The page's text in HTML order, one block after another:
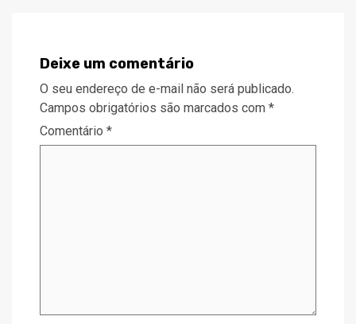
Deixe um comentário
O seu endereço de e-mail não será publicado.
Campos obrigatórios são marcados com *
Comentário *